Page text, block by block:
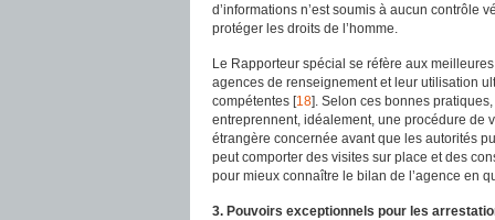
d’informations n’est soumis à aucun contrôle
protéger les droits de l’homme.
Le Rapporteur spécial se réfère aux
agences de renseignement et leur utilisation
compétentes [18]. Selon ces bonnes
entreprennent, idéalement, une procédure de
étrangère concernée avant que les autorités
peut comporter des visites sur place et des
pour mieux connaître le bilan de l’agence en
3. Pouvoirs exceptionnels pour les